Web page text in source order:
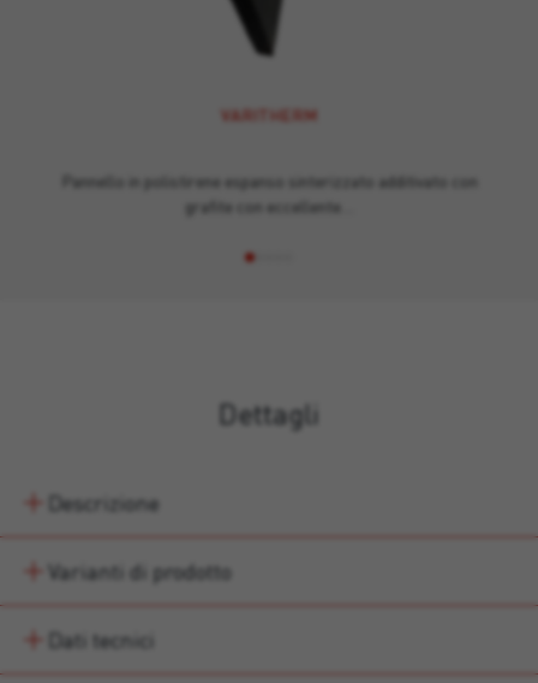
VARITHERM
Pannello in polistirene espanso sinterizzato additivato con
grafite con eccellente…
Dettagli
Descrizione
Varianti di prodotto
Dati tecnici